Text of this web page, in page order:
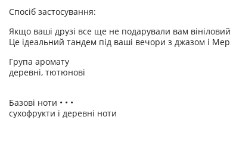
Спосіб застосування:
Якщо ваші друзі все ще не подарували вам
Це ідеальний тандем під ваші вечори з джазом і
Група аромату
деревні, тютюнові
Базові ноти • • •
сухофрукти і деревні ноти